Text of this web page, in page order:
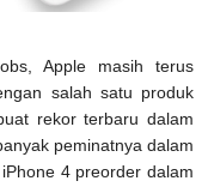
Apple masih terus
salah satu produk
rekor terbaru dalam
peminatnya dalam
4 preorder dalam